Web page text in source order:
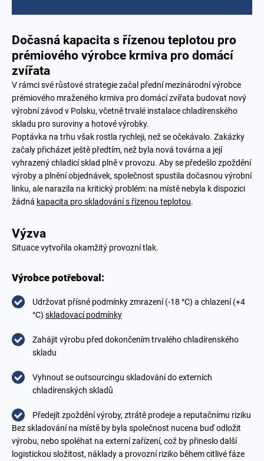
Dočasná kapacita s řízenou teplotou pro
prémiového výrobce krmiva pro domácí
zvířata
V rámci své růstové strategie začal přední mezinárodní výrobce
prémiového mraženého krmiva pro domácí zvířata budovat nový
výrobní závod v Polsku, včetně trvalé instalace chladírenského
skladu pro suroviny a hotové výrobky.
Poptávka na trhu však rostla rychleji, než se očekávalo. Zakázky
začaly přicházet ještě předtím, než byla nová továrna a její
vyhrazený chladicí sklad plně v provozu. Aby se předešlo zpoždění
výroby a plnění objednávek, společnost spustila dočasnou výrobní
linku, ale narazila na kritický problém: na místě nebyla k dispozici
žádná kapacita pro skladování s řízenou teplotou.
Výzva
Situace vytvořila okamžitý provozní tlak.
Výrobce potřeboval:
Udržovat přísné podmínky zmrazení (-18 °C) a chlazení (+4
°C) skladovací podmínky
Zahájit výrobu před dokončením trvalého chladírenského
skladu
Vyhnout se outsourcingu skladování do externích
chladírenských skladů
Předejít zpoždění výroby, ztrátě prodeje a reputačnímu riziku
Bez skladování na místě by byla společnost nucena buď odložit
výrobu, nebo spoléhat na externí zařízení, což by přineslo další
logistickou složitost, náklady a provozní riziko během citlivé fáze